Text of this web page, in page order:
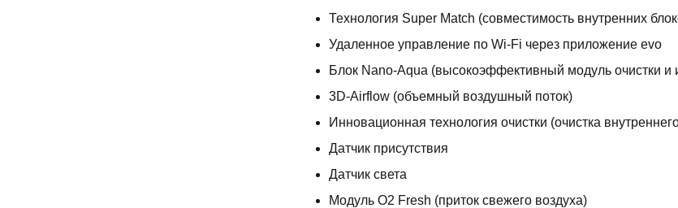
Технология Super Match (совместимость внутренних
Удаленное управление по Wi-Fi через приложение evo
Блок Nano-Aqua (высокоэффективный модуль очистки и
3D-Airflow (объемный воздушный поток)
Инновационная технология очистки (очистка
Датчик присутствия
Датчик света
Модуль O2 Fresh (приток свежего воздуха)